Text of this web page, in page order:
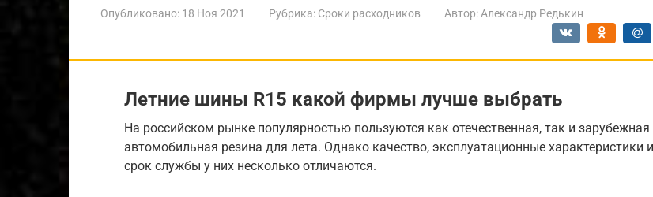
Опубликовано: 18 Ноя 2021 Рубрика: Сроки расходников Автор: Александр Редькин
Летние шины R15 какой фирмы лучше выбрать
На российском рынке популярностью пользуются как отечественная, так и зарубежная
автомобильная резина для лета. Однако качество, эксплуатационные характеристики и
срок службы у них несколько отличаются.